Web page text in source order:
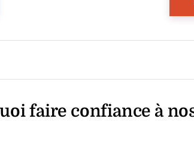
faire confiance à